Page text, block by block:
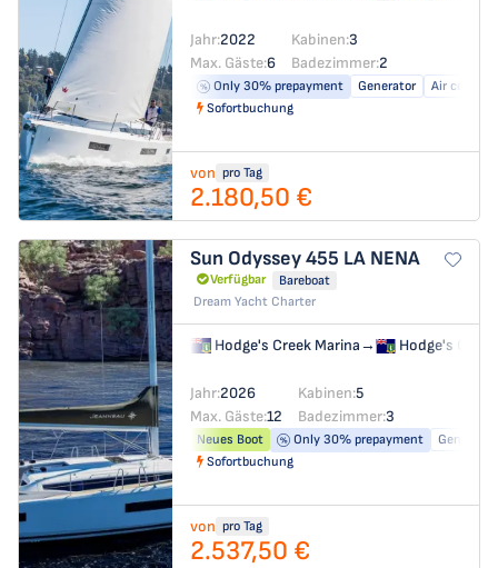
Jahr:2022 Kabinen:3
Max. Gäste:6 Badezimmer:2
Only 30% prepayment Generator
Air
Sofortbuchung
von pro Tag
2.180,50 €
Sun Odyssey 455 LA NENA
Verfügbar
Bareboat
Dream Yacht Charter
Hodge's Creek Marina→ Hodge's
Jahr:2026 Kabinen:5
Max. Gäste:12 Badezimmer:3
Neues Boot Only 30% prepayment
Generator
Sofortbuchung
von pro Tag
2.537,50 €